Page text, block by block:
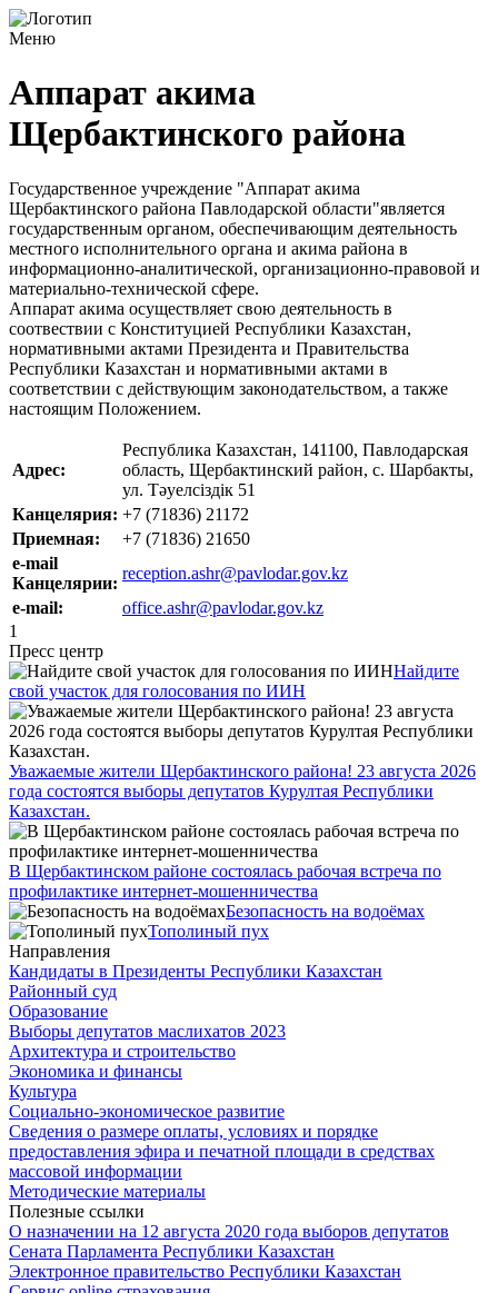
Меню
Аппарат акима
Щербактинского района
Государственное учреждение "Аппарат акима
Щербактинского района Павлодарской области"является
государственным органом, обеспечивающим деятельность
местного исполнительного органа и акима района в
информационно-аналитической, организационно-правовой и
материально-технической сфере.
Аппарат акима осуществляет свою деятельность в
соотвествии с Конституцией Республики Казахстан,
нормативными актами Президента и Правительства
Республики Казахстан и нормативными актами в
соответствии с действующим законодательством, а также
настоящим Положением.
Адрес:
Республика Казахстан, 141100, Павлодарская
область, Щербактинский район, с. Шарбакты,
ул. Тәуелсіздік 51
Канцелярия: +7 (71836) 21172
Приемная:
+7 (71836) 21650
e-mail
Канцелярии:
reception.ashr@pavlodar.gov.kz
e-mail:
office.ashr@pavlodar.gov.kz
1
Пресс центр
Найдите
свой участок для голосования по ИИН
Уважаемые жители Щербактинского района! 23 августа 2026
года состоятся выборы депутатов Курултая Республики
Казахстан.
В Щербактинском районе состоялась рабочая встреча по
профилактике интернет-мошенничества
Безопасность на водоёмах
Тополиный пух
Направления
Кандидаты в Президенты Республики Казахстан
Районный суд
Образование
Выборы депутатов маслихатов 2023
Архитектура и строительство
Экономика и финансы
Культура
Социально-экономическое развитие
Сведения о размере оплаты, условиях и порядке
предоставления эфира и печатной площади в средствах
массовой информации
Методические материалы
Полезные ссылки
О назначении на 12 августа 2020 года выборов депутатов
Сената Парламента Республики Казахстан
Электронное правительство Республики Казахстан